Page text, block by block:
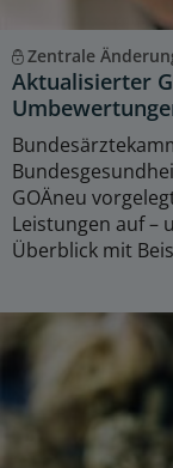
Zentrale
Aktualisierter
GOÄneu
Leistungen auf –
Überblick mit